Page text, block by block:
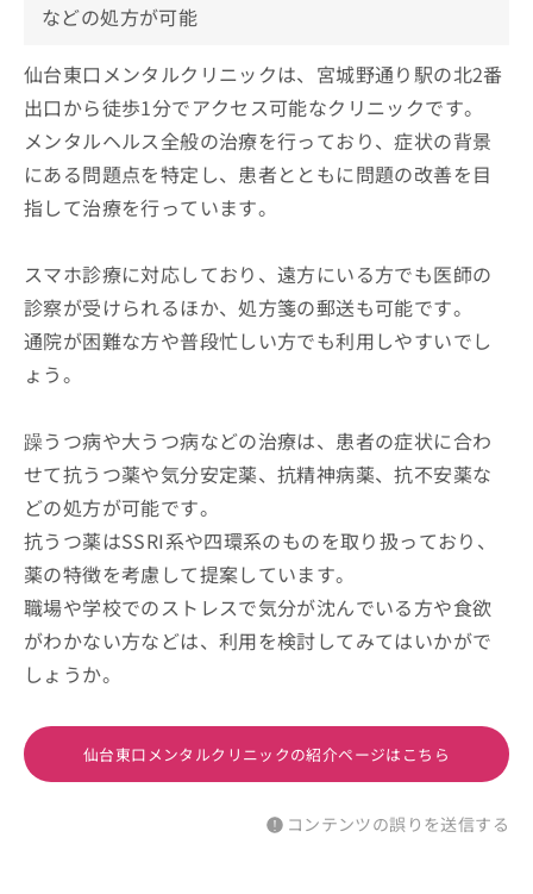
などの処方が可能
仙台東口メンタルクリニックは、宮城野通り駅の北2番
出口から徒歩1分でアクセス可能なクリニックです。
メンタルヘルス全般の治療を行っており、症状の背景
にある問題点を特定し、患者とともに問題の改善を目
指して治療を行っています。
スマホ診療に対応しており、遠方にいる方でも医師の
診察が受けられるほか、処方箋の郵送も可能です。
通院が困難な方や普段忙しい方でも利用しやすいでし
ょう。
躁うつ病や大うつ病などの治療は、患者の症状に合わ
せて抗うつ薬や気分安定薬、抗精神病薬、抗不安薬な
どの処方が可能です。
抗うつ薬はSSRI系や四環系のものを取り扱っており、
薬の特徴を考慮して提案しています。
職場や学校でのストレスで気分が沈んでいる方や食欲
がわかない方などは、利用を検討してみてはいかがで
しょうか。
仙台東口メンタルクリニックの紹介ページはこちら
コンテンツの誤りを送信する